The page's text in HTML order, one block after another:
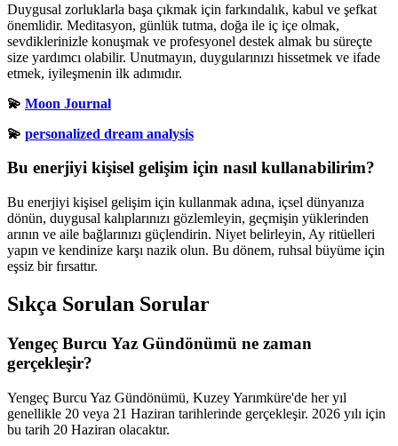
Duygusal zorluklarla başa çıkmak için farkındalık, kabul ve şefkat
önemlidir. Meditasyon, günlük tutma, doğa ile iç içe olmak,
sevdiklerinizle konuşmak ve profesyonel destek almak bu süreçte
size yardımcı olabilir. Unutmayın, duygularınızı hissetmek ve ifade
etmek, iyileşmenin ilk adımıdır.
💫 Moon Journal
💫 personalized dream analysis
Bu enerjiyi kişisel gelişim için nasıl kullanabilirim?
Bu enerjiyi kişisel gelişim için kullanmak adına, içsel dünyanıza
dönün, duygusal kalıplarınızı gözlemleyin, geçmişin yüklerinden
arının ve aile bağlarınızı güçlendirin. Niyet belirleyin, Ay ritüelleri
yapın ve kendinize karşı nazik olun. Bu dönem, ruhsal büyüme için
eşsiz bir fırsattır.
Sıkça Sorulan Sorular
Yengeç Burcu Yaz Gündönümü ne zaman
gerçekleşir?
Yengeç Burcu Yaz Gündönümü, Kuzey Yarımküre'de her yıl
genellikle 20 veya 21 Haziran tarihlerinde gerçekleşir. 2026 yılı için
bu tarih 20 Haziran olacaktır.